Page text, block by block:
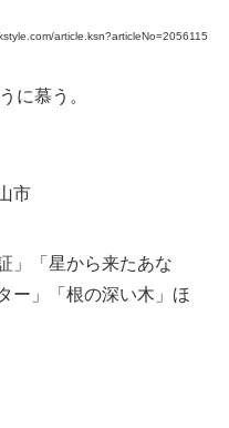
article.ksn?articleNo=2056115
に慕う。
市
」「星から来たあな
ー」「根の深い木」ほ